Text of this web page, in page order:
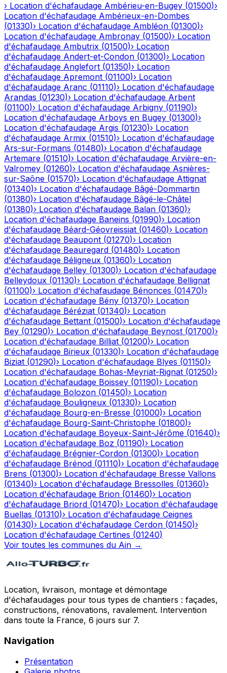
› Location d'échafaudage Ambérieu-en-Bugey (01500)›
Location d'échafaudage Ambérieux-en-Dombes
(01330)› Location d'échafaudage Ambléon (01300)›
Location d'échafaudage Ambronay (01500)› Location
d'échafaudage Ambutrix (01500)› Location
d'échafaudage Andert-et-Condon (01300)› Location
d'échafaudage Anglefort (01350)› Location
d'échafaudage Apremont (01100)› Location
d'échafaudage Aranc (01110)› Location d'échafaudage
Arandas (01230)› Location d'échafaudage Arbent
(01100)› Location d'échafaudage Arbigny (01190)›
Location d'échafaudage Arboys en Bugey (01300)›
Location d'échafaudage Argis (01230)› Location
d'échafaudage Armix (01510)› Location d'échafaudage
Ars-sur-Formans (01480)› Location d'échafaudage
Artemare (01510)› Location d'échafaudage Arvière-en-
Valromey (01260)› Location d'échafaudage Asnières-
sur-Saône (01570)› Location d'échafaudage Attignat
(01340)› Location d'échafaudage Bâgé-Dommartin
(01380)› Location d'échafaudage Bâgé-le-Châtel
(01380)› Location d'échafaudage Balan (01360)›
Location d'échafaudage Baneins (01990)› Location
d'échafaudage Béard-Géovreissiat (01460)› Location
d'échafaudage Beaupont (01270)› Location
d'échafaudage Beauregard (01480)› Location
d'échafaudage Béligneux (01360)› Location
d'échafaudage Belley (01300)› Location d'échafaudage
Belleydoux (01130)› Location d'échafaudage Bellignat
(01100)› Location d'échafaudage Bénonces (01470)›
Location d'échafaudage Bény (01370)› Location
d'échafaudage Béréziat (01340)› Location
d'échafaudage Bettant (01500)› Location d'échafaudage
Bey (01290)› Location d'échafaudage Beynost (01700)›
Location d'échafaudage Billiat (01200)› Location
d'échafaudage Birieux (01330)› Location d'échafaudage
Biziat (01290)› Location d'échafaudage Blyes (01150)›
Location d'échafaudage Bohas-Meyriat-Rignat (01250)›
Location d'échafaudage Boissey (01190)› Location
d'échafaudage Bolozon (01450)› Location
d'échafaudage Bouligneux (01330)› Location
d'échafaudage Bourg-en-Bresse (01000)› Location
d'échafaudage Bourg-Saint-Christophe (01800)›
Location d'échafaudage Boyeux-Saint-Jérôme (01640)›
Location d'échafaudage Boz (01190)› Location
d'échafaudage Brégnier-Cordon (01300)› Location
d'échafaudage Brénod (01110)› Location d'échafaudage
Brens (01300)› Location d'échafaudage Bresse Vallons
(01340)› Location d'échafaudage Bressolles (01360)›
Location d'échafaudage Brion (01460)› Location
d'échafaudage Briord (01470)› Location d'échafaudage
Buellas (01310)› Location d'échafaudage Ceignes
(01430)› Location d'échafaudage Cerdon (01450)›
Location d'échafaudage Certines (01240)
Voir toutes les communes du Ain →
Location, livraison, montage et démontage
d'échafaudages pour tous types de chantiers : façades,
constructions, rénovations, ravalement. Intervention
dans toute la France, 6 jours sur 7.
Navigation
Présentation